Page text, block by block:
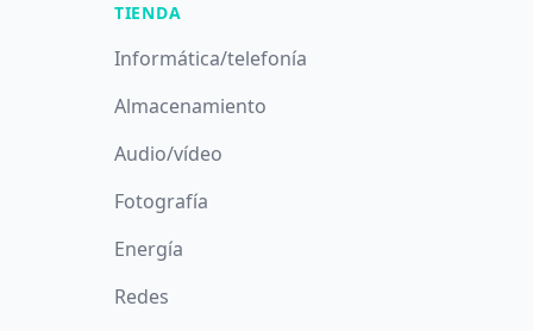
TIENDA
Informática/telefonía
Almacenamiento
Audio/vídeo
Fotografía
Energía
Redes